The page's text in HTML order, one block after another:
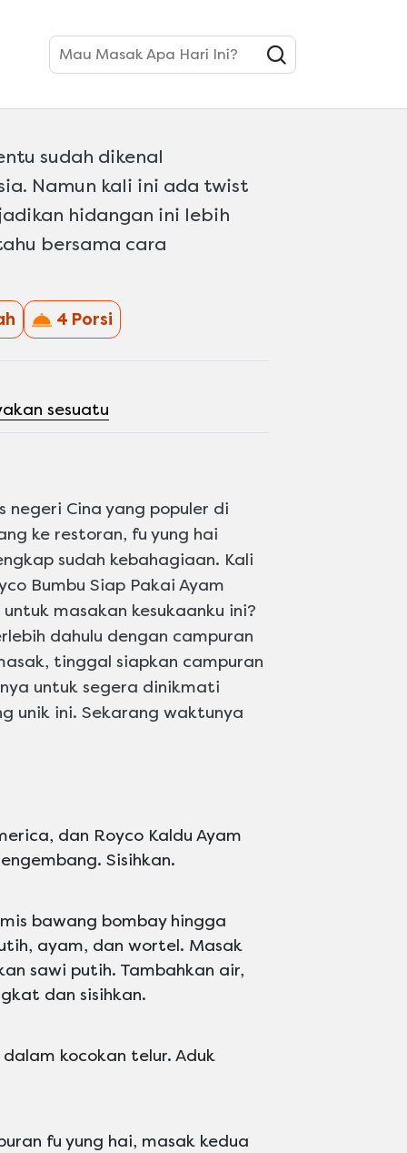
Mau Masak Apa Hari Ini?
Hai Bumbu
sudah dikenal
Namun kali ini ada twist
hidangan ini lebih
bersama cara
4 Porsi
sesuatu
Cina yang populer di
ke restoran, fu yung hai
sudah kebahagiaan. Kali
Bumbu Siap Pakai Ayam
masakan kesukaanku ini?
dahulu dengan campuran
tinggal siapkan campuran
untuk segera dinikmati
unik ini. Sekarang waktunya
dan Royco Kaldu Ayam
Sisihkan.
bawang bombay hingga
ayam, dan wortel. Masak
sawi putih. Tambahkan air,
dan sisihkan.
kocokan telur. Aduk
fu yung hai, masak kedua